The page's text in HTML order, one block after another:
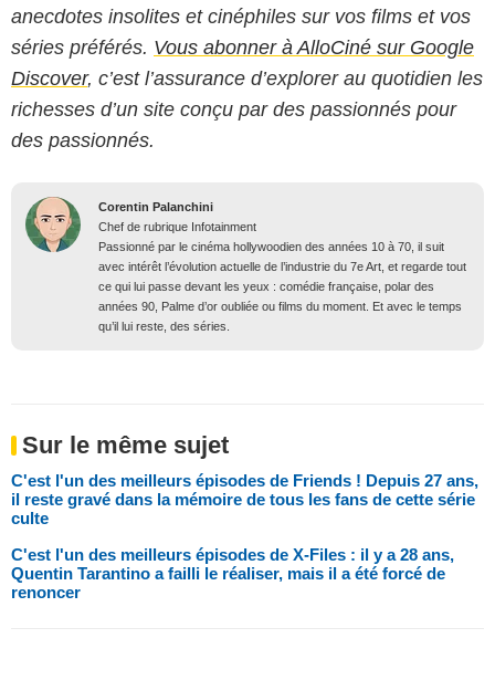
anecdotes insolites et cinéphiles sur vos films et vos
séries préférés. Vous abonner à AlloCiné sur Google
Discover, c’est l’assurance d’explorer au quotidien les
richesses d’un site conçu par des passionnés pour
des passionnés.
Corentin Palanchini
Chef de rubrique Infotainment
Passionné par le cinéma hollywoodien des années 10 à 70, il suit
avec intérêt l’évolution actuelle de l’industrie du 7e Art, et regarde tout
ce qui lui passe devant les yeux : comédie française, polar des
années 90, Palme d’or oubliée ou films du moment. Et avec le temps
qu’il lui reste, des séries.
Sur le même sujet
C'est l'un des meilleurs épisodes de Friends ! Depuis 27 ans,
il reste gravé dans la mémoire de tous les fans de cette série
culte
C'est l'un des meilleurs épisodes de X-Files : il y a 28 ans,
Quentin Tarantino a failli le réaliser, mais il a été forcé de
renoncer